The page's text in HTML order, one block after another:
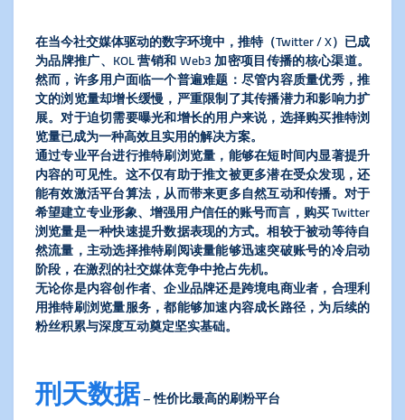
在当今社交媒体驱动的数字环境中，推特（Twitter / X）已成
为品牌推广、KOL 营销和 Web3 加密项目传播的核心渠道。
然而，许多用户面临一个普遍难题：尽管内容质量优秀，推
文的浏览量却增长缓慢，严重限制了其传播潜力和影响力扩
展。对于迫切需要曝光和增长的用户来说，选择购买推特浏
览量已成为一种高效且实用的解决方案。
通过专业平台进行推特刷浏览量，能够在短时间内显著提升
内容的可见性。这不仅有助于推文被更多潜在受众发现，还
能有效激活平台算法，从而带来更多自然互动和传播。对于
希望建立专业形象、增强用户信任的账号而言，购买 Twitter
浏览量是一种快速提升数据表现的方式。相较于被动等待自
然流量，主动选择推特刷阅读量能够迅速突破账号的冷启动
阶段，在激烈的社交媒体竞争中抢占先机。
无论你是内容创作者、企业品牌还是跨境电商业者，合理利
用推特刷浏览量服务，都能够加速内容成长路径，为后续的
粉丝积累与深度互动奠定坚实基础。
刑天数据– 性价比最高的刷粉平台